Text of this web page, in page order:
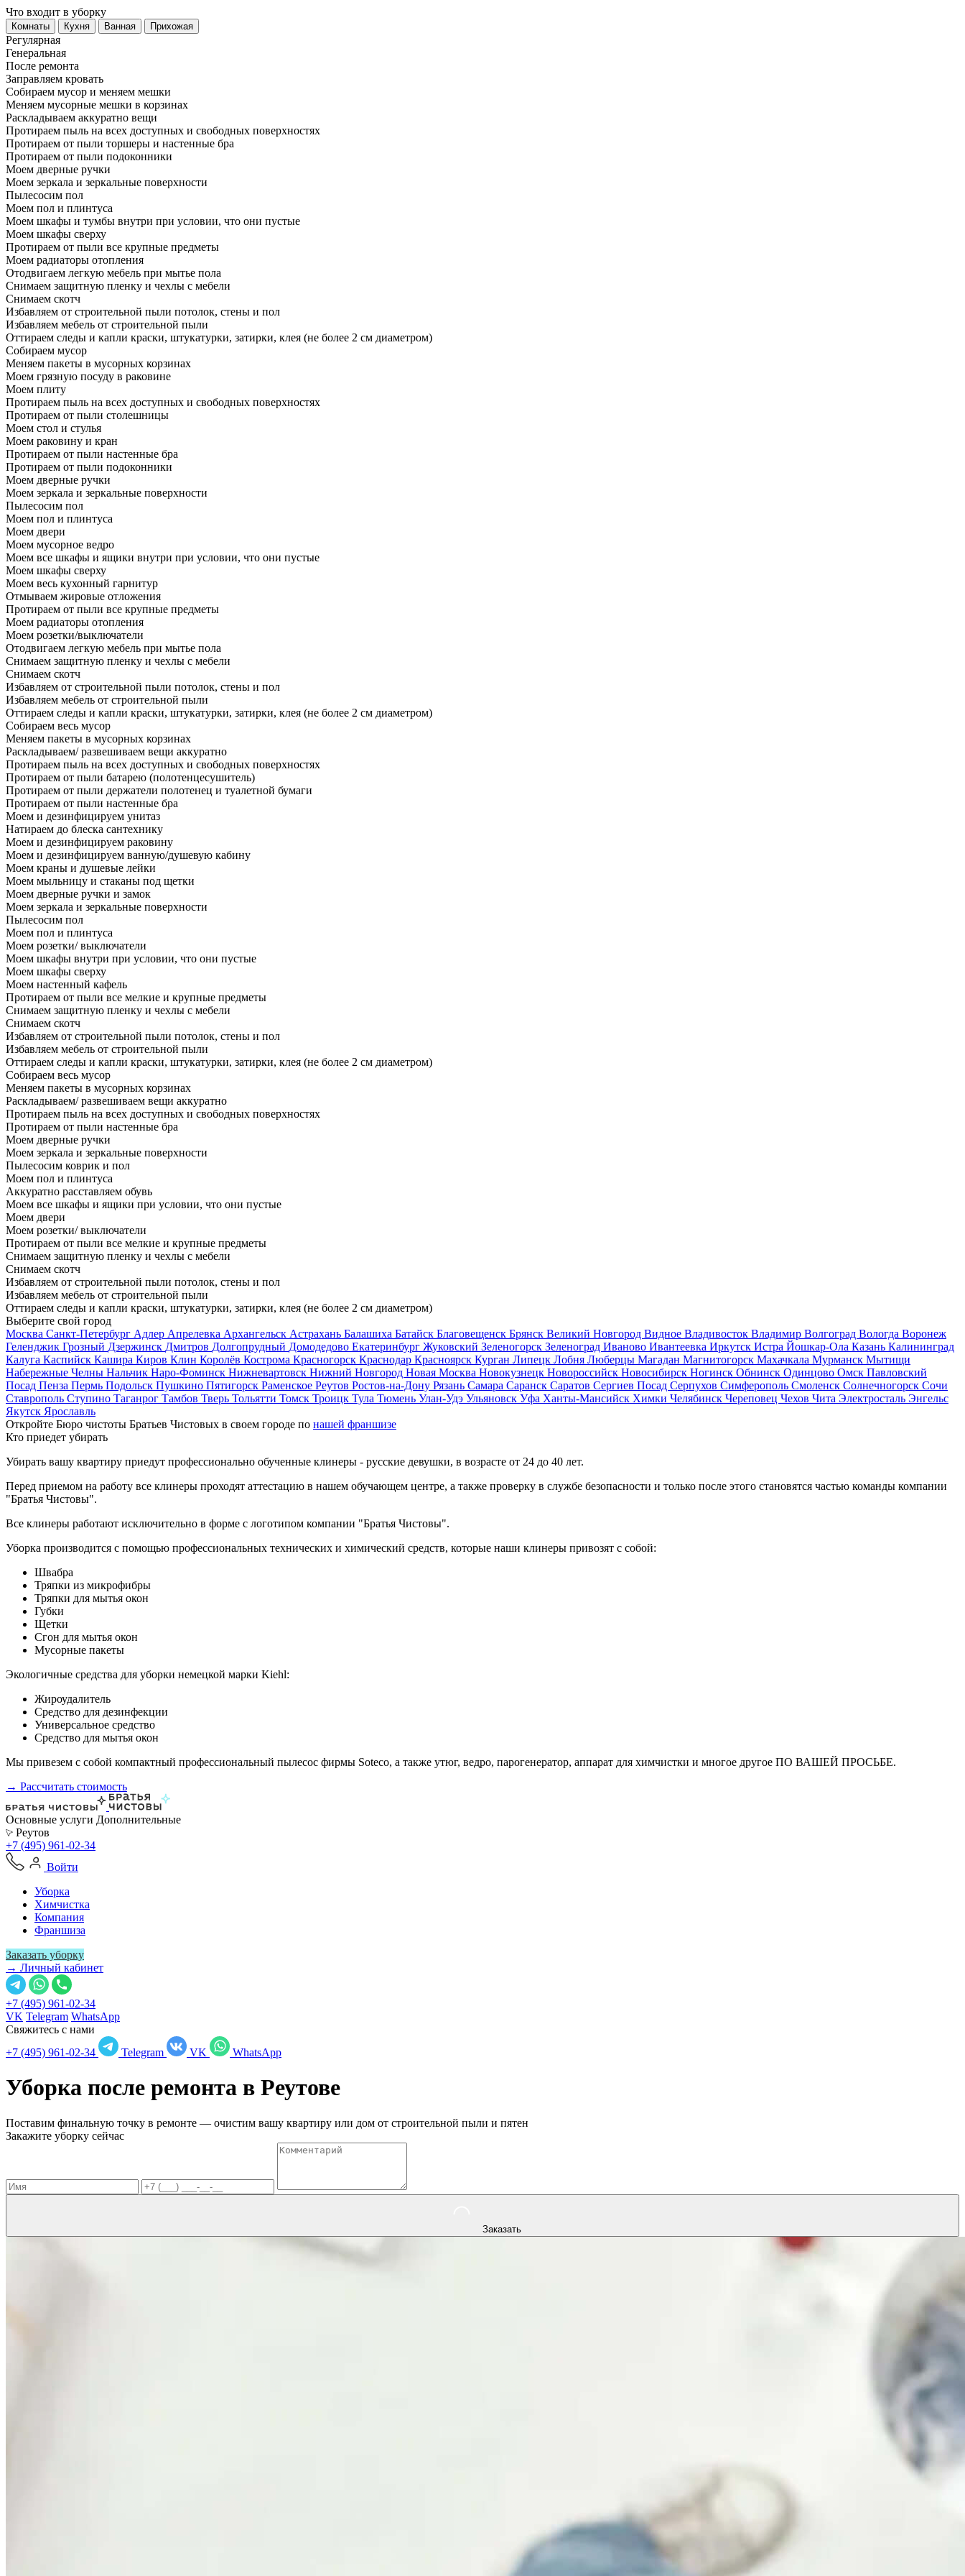
Что входит в уборку
Регу­лярная
Гене­ральная
После ремонта
Заправляем кровать
Собираем мусор и меняем мешки
Меняем мусорные мешки в корзинах
Раскладываем аккуратно вещи
Протираем пыль на всех доступных и свободных поверхностях
Протираем от пыли торшеры и настенные бра
Протираем от пыли подоконники
Моем дверные ручки
Моем зеркала и зеркальные поверхности
Пылесосим пол
Моем пол и плинтуса
Моем шкафы и тумбы внутри при условии, что они пустые
Моем шкафы сверху
Протираем от пыли все крупные предметы
Моем радиаторы отопления
Отодвигаем легкую мебель при мытье пола
Снимаем защитную пленку и чехлы с мебели
Снимаем скотч
Избавляем от строительной пыли потолок, стены и пол
Избавляем мебель от строительной пыли
Оттираем следы и капли краски, штукатурки, затирки, клея (не более 2 см диаметром)
Собираем мусор
Меняем пакеты в мусорных корзинах
Моем грязную посуду в раковине
Моем плиту
Протираем пыль на всех доступных и свободных поверхностях
Протираем от пыли столешницы
Моем стол и стулья
Моем раковину и кран
Протираем от пыли настенные бра
Протираем от пыли подоконники
Моем дверные ручки
Моем зеркала и зеркальные поверхности
Пылесосим пол
Моем пол и плинтуса
Моем двери
Моем мусорное ведро
Моем все шкафы и ящики внутри при условии, что они пустые
Моем шкафы сверху
Моем весь кухонный гарнитур
Отмываем жировые отложения
Протираем от пыли все крупные предметы
Моем радиаторы отопления
Моем розетки/выключатели
Отодвигаем легкую мебель при мытье пола
Снимаем защитную пленку и чехлы с мебели
Снимаем скотч
Избавляем от строительной пыли потолок, стены и пол
Избавляем мебель от строительной пыли
Оттираем следы и капли краски, штукатурки, затирки, клея (не более 2 см диаметром)
Собираем весь мусор
Меняем пакеты в мусорных корзинах
Раскладываем/ развешиваем вещи аккуратно
Протираем пыль на всех доступных и свободных поверхностях
Протираем от пыли батарею (полотенцесушитель)
Протираем от пыли держатели полотенец и туалетной бумаги
Протираем от пыли настенные бра
Моем и дезинфицируем унитаз
Натираем до блеска сантехнику
Моем и дезинфицируем раковину
Моем и дезинфицируем ванную/душевую кабину
Моем краны и душевые лейки
Моем мыльницу и стаканы под щетки
Моем дверные ручки и замок
Моем зеркала и зеркальные поверхности
Пылесосим пол
Моем пол и плинтуса
Моем розетки/ выключатели
Моем шкафы внутри при условии, что они пустые
Моем шкафы сверху
Моем настенный кафель
Протираем от пыли все мелкие и крупные предметы
Снимаем защитную пленку и чехлы с мебели
Снимаем скотч
Избавляем от строительной пыли потолок, стены и пол
Избавляем мебель от строительной пыли
Оттираем следы и капли краски, штукатурки, затирки, клея (не более 2 см диаметром)
Собираем весь мусор
Меняем пакеты в мусорных корзинах
Раскладываем/ развешиваем вещи аккуратно
Протираем пыль на всех доступных и свободных поверхностях
Протираем от пыли настенные бра
Моем дверные ручки
Моем зеркала и зеркальные поверхности
Пылесосим коврик и пол
Моем пол и плинтуса
Аккуратно расставляем обувь
Моем все шкафы и ящики при условии, что они пустые
Моем двери
Моем розетки/ выключатели
Протираем от пыли все мелкие и крупные предметы
Снимаем защитную пленку и чехлы с мебели
Снимаем скотч
Избавляем от строительной пыли потолок, стены и пол
Избавляем мебель от строительной пыли
Оттираем следы и капли краски, штукатурки, затирки, клея (не более 2 см диаметром)
Выберите свой город
Москва Санкт-Петербург Адлер Апрелевка Архангельск Астрахань Балашиха Батайск Благовещенск Брянск Великий Новгород Видное Владивосток Владимир Волгоград Вологда Воронеж
Геленджик Грозный Дзержинск Дмитров Долгопрудный Домодедово Екатеринбург Жуковский Зеленогорск Зеленоград Иваново Ивантеевка Иркутск Истра Йошкар-Ола Казань Калининград
Калуга Каспийск Кашира Киров Клин Королёв Кострома Красногорск Краснодар Красноярск Курган Липецк Лобня Люберцы Магадан Магнитогорск Махачкала Мурманск Мытищи
Набережные Челны Нальчик Наро-Фоминск Нижневартовск Нижний Новгород Новая Москва Новокузнецк Новороссийск Новосибирск Ногинск Обнинск Одинцово Омск Павловский
Посад Пенза Пермь Подольск Пушкино Пятигорск Раменское Реутов Ростов-на-Дону Рязань Самара Саранск Саратов Сергиев Посад Серпухов Симферополь Смоленск Солнечногорск Сочи
Ставрополь Ступино Таганрог Тамбов Тверь Тольятти Томск Троицк Тула Тюмень Улан-Удэ Ульяновск Уфа Ханты-Мансийск Химки Челябинск Череповец Чехов Чита Электросталь Энгельс
Якутск Ярославль
Откройте Бюро чистоты Братьев Чистовых в своем городе по нашей франшизе
Кто приедет убирать
Убирать вашу квартиру приедут профессионально обученные клинеры - русские девушки, в возрасте от 24 до 40 лет.
Перед приемом на работу все клинеры проходят аттестацию в нашем обучающем центре, а также проверку в службе безопасности и только после этого становятся частью команды компании
"Братья Чистовы".
Все клинеры работают исключительно в форме с логотипом компании "Братья Чистовы".
Уборка производится с помощью профессиональных технических и химический средств, которые наши клинеры привозят с собой:
Швабра
Тряпки из микрофибры
Тряпки для мытья окон
Губки
Щетки
Сгон для мытья окон
Мусорные пакеты
Экологичные средства для уборки немецкой марки Kiehl:
Жироудалитель
Средство для дезинфекции
Универсальное средство
Средство для мытья окон
Мы привезем с собой компактный профессиональный пылесос фирмы Soteco, а также утюг, ведро, парогенератор, аппарат для химчистки и многое другое ПО ВАШЕЙ ПРОСЬБЕ.
→ Рассчитать стоимость
Основные услуги Дополнительные
Реутов
+7 (495) 961-02-34
Войти
Уборка
Химчистка
Компания
Франшиза
Заказать уборку
→ Личный кабинет
+7 (495) 961-02-34
VK Telegram WhatsApp
Свяжитесь с нами
+7 (495) 961-02-34
Telegram VK WhatsApp
Уборка после ремонта в Реутове
Поставим финальную точку в ремонте — очистим вашу квартиру или дом от строительной пыли и пятен
Закажите уборку сейчас
Заказать